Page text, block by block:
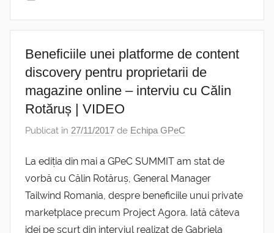
Beneficiile unei platforme de content
discovery pentru proprietarii de
magazine online – interviu cu Călin
Rotăruș | VIDEO
Publicat în 27/11/2017 de Echipa GPeC
La ediția din mai a GPeC SUMMIT am stat de
vorbă cu Călin Rotăruș, General Manager
Tailwind Romania, despre beneficiile unui private
marketplace precum Project Agora. Iată câteva
idei pe scurt din interviul realizat de Gabriela